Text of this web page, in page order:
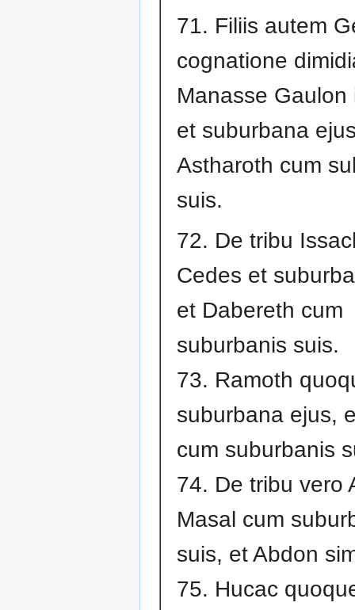
71. Filiis autem
cognatione
Manasse Gaulon
et suburbana
Astharoth cum
suis.
72. De tribu
Cedes et
et Dabereth cum
suburbanis suis.
73. Ramoth
suburbana ejus,
cum suburbanis
74. De tribu vero
Masal cum
suis, et Abdon
75. Hucac